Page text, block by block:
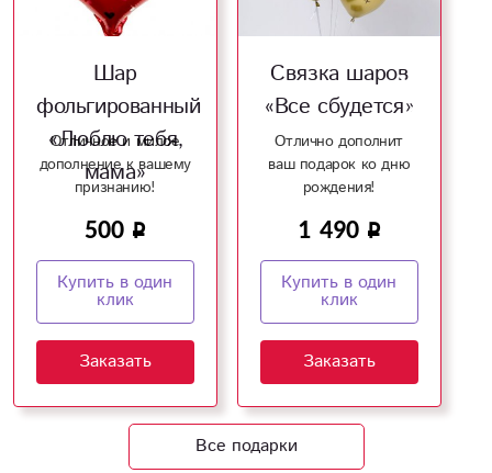
Шар
фольгированный
«Люблю тебя,
мама»
Отличное и милое
дополнение к вашему
признанию!
500
Купить в один
клик
Заказать
Связка шаров
«Все сбудется»
Отлично дополнит
ваш подарок ко дню
рождения!
1 490
Купить в один
клик
Заказать
Все подарки